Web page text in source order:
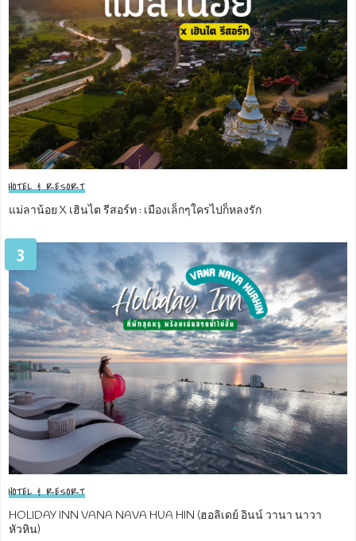
HOTEL & RESORT
แม่ลาน้อย X เฮินไต รีสอร์ท : เมืองเล็กๆใครไปก็หลงรัก
3
HOTEL & RESORT
HOLIDAY INN VANA NAVA HUA HIN (ฮอลิเดย์ อินน์ วานา นาวา
หัวหิน)